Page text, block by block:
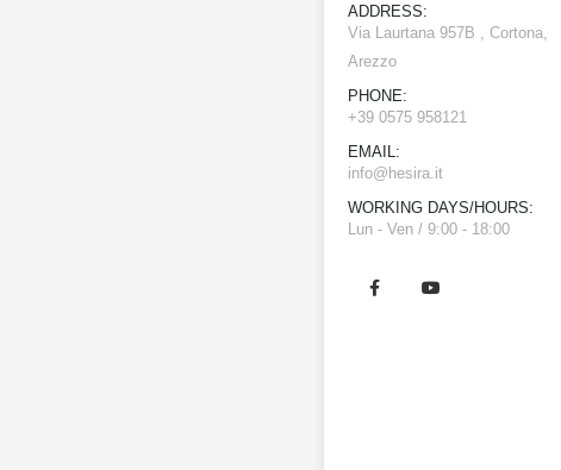
ADDRESS:
Via Laurtana 957B , Cortona,
Arezzo
PHONE:
+39 0575 958121
EMAIL:
info@hesira.it
WORKING DAYS/HOURS:
Lun - Ven / 9:00 - 18:00